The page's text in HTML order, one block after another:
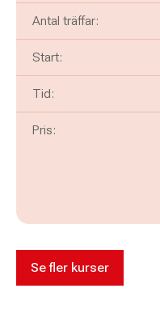
Antal träffar:
Start:
Tid:
Pris:
Se fler kurser